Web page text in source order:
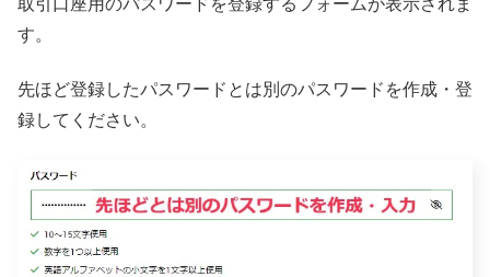
す。
先ほど登録したパスワードとは別のパスワードを作成・登
録してください。